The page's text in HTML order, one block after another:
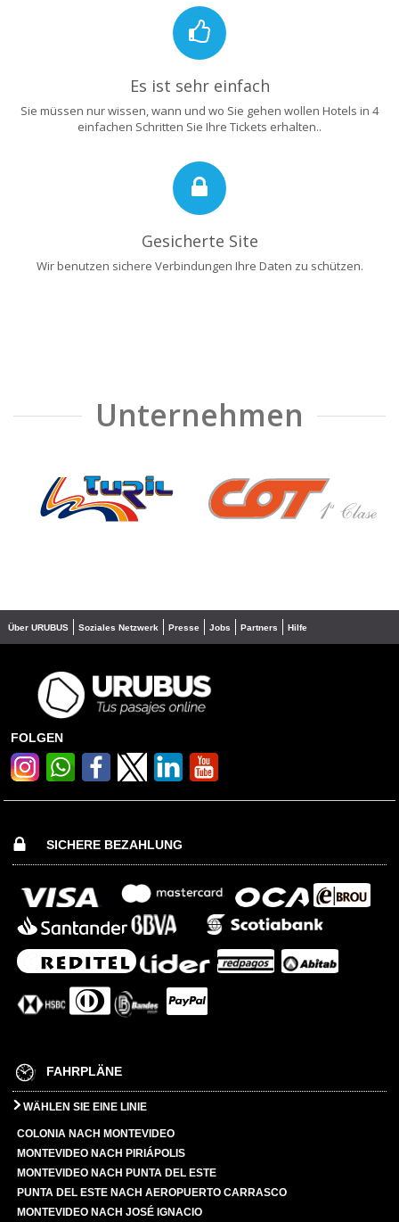
Es ist sehr einfach
Sie müssen nur wissen, wann und wo Sie gehen wollen Hotels in 4
einfachen Schritten Sie Ihre Tickets erhalten..
Gesicherte Site
Wir benutzen sichere Verbindungen Ihre Daten zu schützen.
Unternehmen
❮ ❯
Über URUBUS Soziales Netzwerk Presse Jobs Partners Hilfe
FOLGEN
SICHERE BEZAHLUNG
FAHRPLÄNE
WÄHLEN SIE EINE LINIE
COLONIA NACH MONTEVIDEO
MONTEVIDEO NACH PIRIÁPOLIS
MONTEVIDEO NACH PUNTA DEL ESTE
PUNTA DEL ESTE NACH AEROPUERTO CARRASCO
MONTEVIDEO NACH JOSÉ IGNACIO